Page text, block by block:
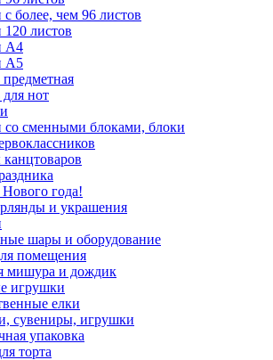
с более, чем 96 листов
120 листов
А4
А5
предметная
для нот
со сменными блоками, блоки
года!
и украшения
шары и оборудование
помещения
мишура и дождик
игрушки
елки
сувениры, игрушки
упаковка
торта